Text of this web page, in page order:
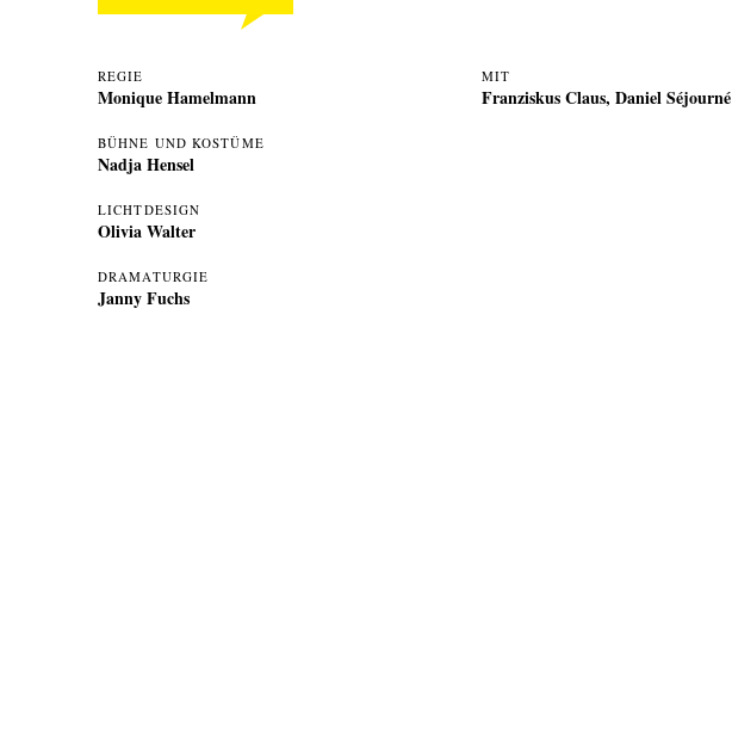
REGIE
Monique Hamelmann
BÜHNE UND KOSTÜME
Nadja Hensel
LICHTDESIGN
Olivia Walter
DRAMATURGIE
Janny Fuchs
MIT
Franziskus Claus,Daniel Séjourné